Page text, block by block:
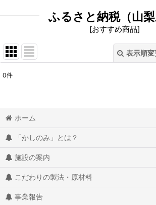
ふるさと納税（山梨
[おすすめ商品]
表示順変
0件
ホーム
「かしのみ」とは？
施設の案内
こだわりの製法・原材料
事業報告